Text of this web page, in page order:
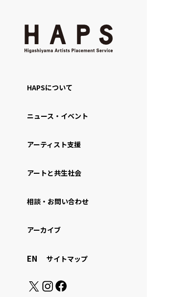
HAPSについて
ニュース・イベント
アーティスト支援
アートと共生社会
相談・お問い合わせ
アーカイブ
EN サイトマップ